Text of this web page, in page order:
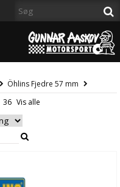
Öhlins Fjedre 57 mm